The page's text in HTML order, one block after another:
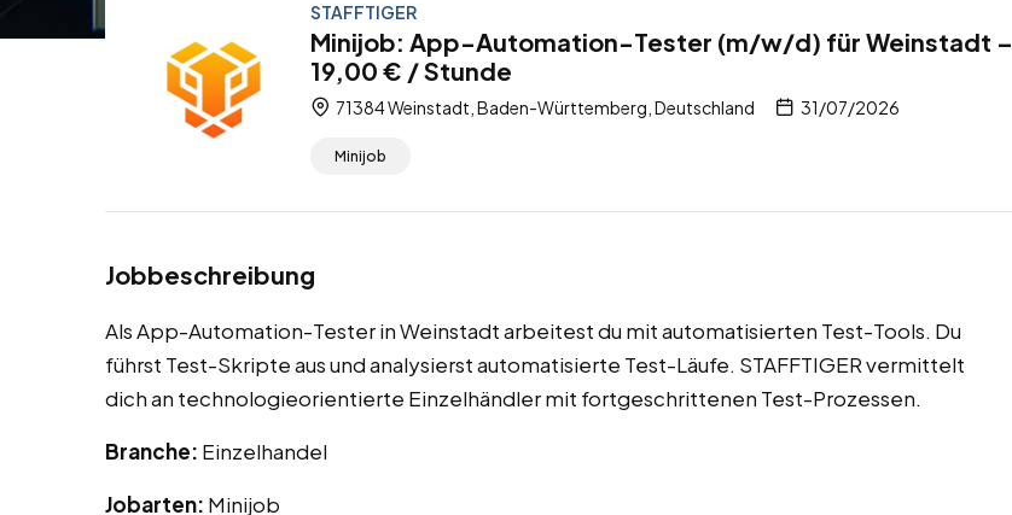
STAFFTIGER
Minijob: App-Automation-Tester (m/w/d) für Weinstadt –
19,00 € / Stunde
71384 Weinstadt, Baden-Württemberg, Deutschland 31/07/2026
Minijob
Jobbeschreibung
Als App-Automation-Tester in Weinstadt arbeitest du mit automatisierten Test-Tools. Du
führst Test-Skripte aus und analysierst automatisierte Test-Läufe. STAFFTIGER vermittelt
dich an technologieorientierte Einzelhändler mit fortgeschrittenen Test-Prozessen.
Branche: Einzelhandel
Jobarten: Minijob